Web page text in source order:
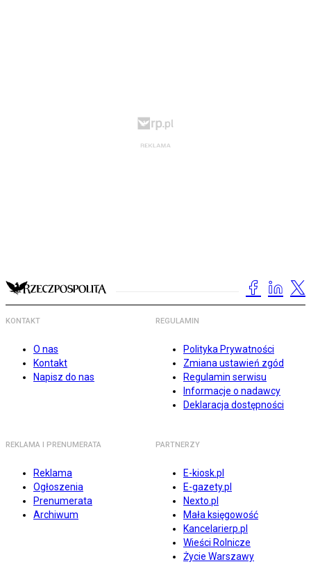
KONTAKT
O nas
Kontakt
Napisz do nas
REGULAMIN
Polityka Prywatności
Zmiana ustawień zgód
Regulamin serwisu
Informacje o nadawcy
Deklaracja dostępności
REKLAMA I PRENUMERATA
Reklama
Ogłoszenia
Prenumerata
Archiwum
PARTNERZY
E-kiosk.pl
E-gazety.pl
Nexto.pl
Mała księgowość
Kancelarierp.pl
Wieści Rolnicze
Życie Warszawy